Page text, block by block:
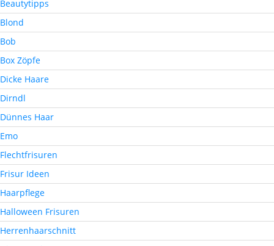
Beautytipps
Blond
Bob
Box Zöpfe
Dicke Haare
Dirndl
Dünnes Haar
Emo
Flechtfrisuren
Frisur Ideen
Haarpflege
Halloween Frisuren
Herrenhaarschnitt